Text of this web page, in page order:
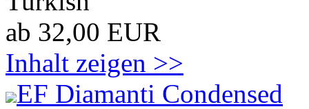
ab 32,00 EUR
Inhalt zeigen >>
EF Diamanti Condensed